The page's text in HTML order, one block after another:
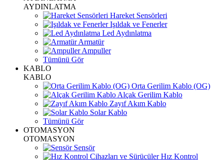
AYDINLATMA
Hareket Sensörleri
Işıldak ve Fenerler
Led Aydınlatma
Armatür
Ampuller
Tümünü Gör
KABLO
KABLO
Orta Gerilim Kablo (OG)
Alçak Gerilim Kablo
Zayıf Akım Kablo
Solar Kablo
Tümünü Gör
OTOMASYON
OTOMASYON
Sensör
Hız Kontrol